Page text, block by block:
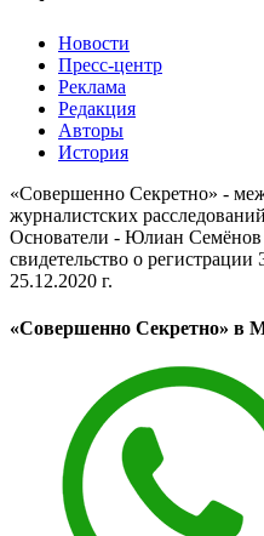
Новости
Пресс-центр
Реклама
Редакция
Авторы
История
«Совершенно Секретно» -
журналистских
Основатели - Юлиан
свидетельство о
25.12.2020 г.
«Совершенно Секретно» в